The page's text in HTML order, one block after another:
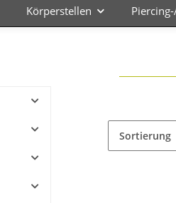
Körperstellen
Sortierung